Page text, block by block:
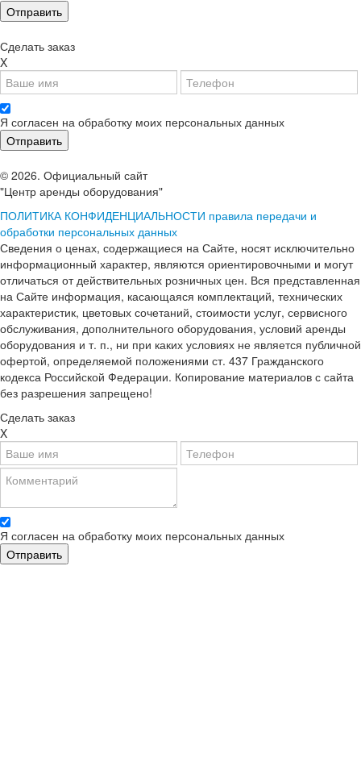
Сделать заказ
X
Я согласен на обработку моих персональных данных
© 2026. Официальный сайт
"Центр аренды оборудования"
ПОЛИТИКА КОНФИДЕНЦИАЛЬНОСТИ правила передачи и
обработки персональных данных
Сведения о ценах, содержащиеся на Сайте, носят исключительно
информационный характер, являются ориентировочными и могут
отличаться от действительных розничных цен. Вся представленная
на Сайте информация, касающаяся комплектаций, технических
характеристик, цветовых сочетаний, стоимости услуг, сервисного
обслуживания, дополнительного оборудования, условий аренды
оборудования и т. п., ни при каких условиях не является публичной
офертой, определяемой положениями ст. 437 Гражданского
кодекса Российской Федерации. Копирование материалов с сайта
без разрешения запрещено!
Сделать заказ
X
Я согласен на обработку моих персональных данных